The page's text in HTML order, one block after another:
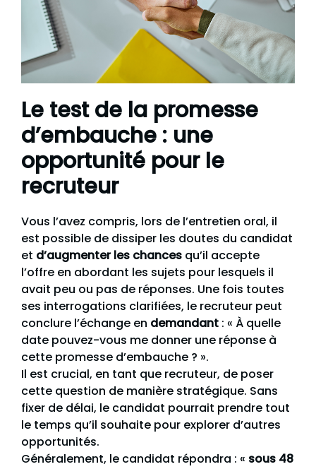
Le test de la promesse
d’embauche : une
opportunité pour le
recruteur
Vous l’avez compris, lors de l’entretien oral, il
est possible de dissiper les doutes du candidat
et d’augmenter les chances qu’il accepte
l’offre en abordant les sujets pour lesquels il
avait peu ou pas de réponses. Une fois toutes
ses interrogations clarifiées, le recruteur peut
conclure l’échange en demandant : « À quelle
date pouvez-vous me donner une réponse à
cette promesse d’embauche ? ».
Il est crucial, en tant que recruteur, de poser
cette question de manière stratégique. Sans
fixer de délai, le candidat pourrait prendre tout
le temps qu’il souhaite pour explorer d’autres
opportunités.
Généralement, le candidat répondra : « sous 48